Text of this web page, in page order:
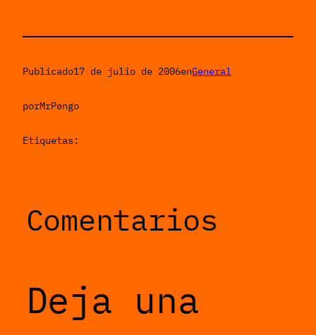
Publicado17 de julio de 2006enGeneral
porMrPengo
Etiquetas:
Comentarios
Deja una